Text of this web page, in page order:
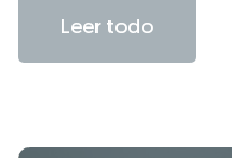
Leer todo